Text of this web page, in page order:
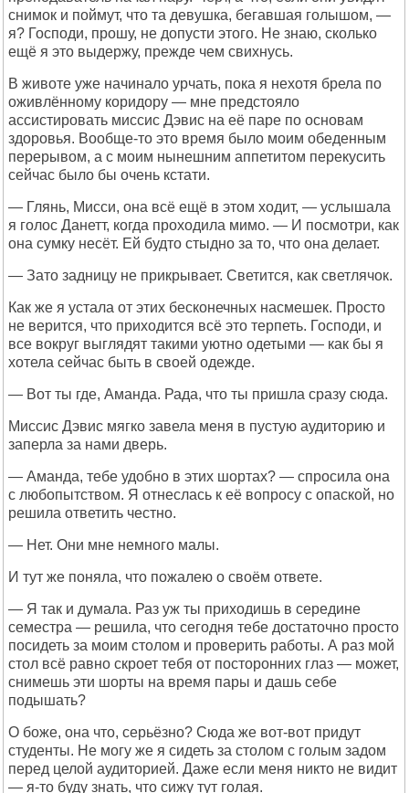
снимок и поймут, что та девушка, бегавшая голышом, —
я? Господи, прошу, не допусти этого. Не знаю, сколько
ещё я это выдержу, прежде чем свихнусь.
В животе уже начинало урчать, пока я нехотя брела по
оживлённому коридору — мне предстояло
ассистировать миссис Дэвис на её паре по основам
здоровья. Вообще-то это время было моим обеденным
перерывом, а с моим нынешним аппетитом перекусить
сейчас было бы очень кстати.
— Глянь, Мисси, она всё ещё в этом ходит, — услышала
я голос Данетт, когда проходила мимо. — И посмотри, как
она сумку несёт. Ей будто стыдно за то, что она делает.
— Зато задницу не прикрывает. Светится, как светлячок.
Как же я устала от этих бесконечных насмешек. Просто
не верится, что приходится всё это терпеть. Господи, и
все вокруг выглядят такими уютно одетыми — как бы я
хотела сейчас быть в своей одежде.
— Вот ты где, Аманда. Рада, что ты пришла сразу сюда.
Миссис Дэвис мягко завела меня в пустую аудиторию и
заперла за нами дверь.
— Аманда, тебе удобно в этих шортах? — спросила она
с любопытством. Я отнеслась к её вопросу с опаской, но
решила ответить честно.
— Нет. Они мне немного малы.
И тут же поняла, что пожалею о своём ответе.
— Я так и думала. Раз уж ты приходишь в середине
семестра — решила, что сегодня тебе достаточно просто
посидеть за моим столом и проверить работы. А раз мой
стол всё равно скроет тебя от посторонних глаз — может,
снимешь эти шорты на время пары и дашь себе
подышать?
О боже, она что, серьёзно? Сюда же вот-вот придут
студенты. Не могу же я сидеть за столом с голым задом
перед целой аудиторией. Даже если меня никто не видит
— я-то буду знать, что сижу тут голая.